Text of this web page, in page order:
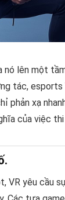
lên một
tác,
phản xạ
của việc
VR yêu cầu